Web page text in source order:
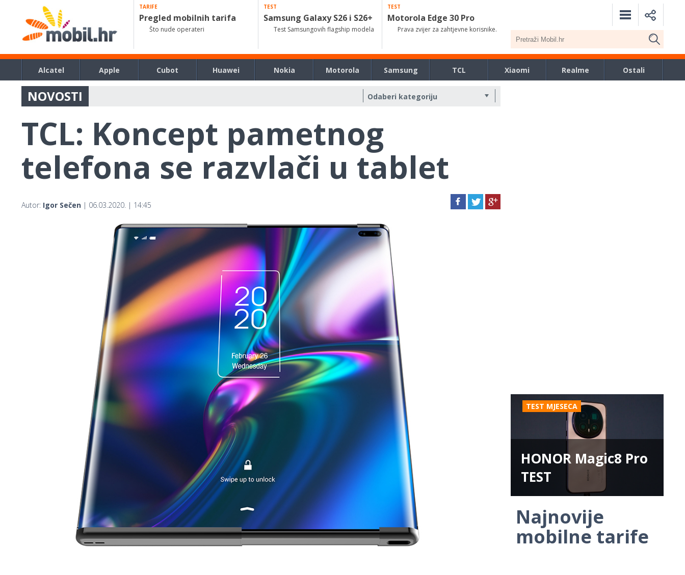
TARIFE
Pregled mobilnih tarifa
Što nude operateri
TEST
Samsung Galaxy S26 i S26+
Test Samsungovih flagship modela
TEST
Motorola Edge 30 Pro
Prava zvijer za zahtjevne korisnike.
Alcatel Apple Cubot Huawei Nokia Motorola Samsung TCL Xiaomi Realme Ostali
NOVOSTI
TCL: Koncept pametnog
telefona se razvlači u tablet
Autor: Igor Sečen | 06.03.2020. | 14:45
TEST MJESECA
HONOR Magic8 Pro
TEST
Najnovije
mobilne tarife